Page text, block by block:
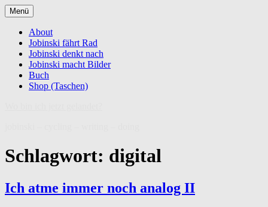
Zum
Inhalt
springen
Menü
About
Jobinski fährt Rad
Jobinski denkt nach
Jobinski macht Bilder
Buch
Shop (Taschen)
Schlagwort: digital
Ich atme immer noch analog II